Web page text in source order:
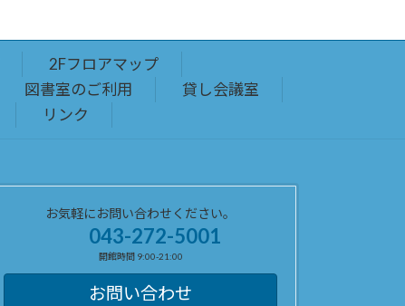
2Fフロアマップ
図書室のご利用
貸し会議室
リンク
お気軽にお問い合わせください。
043-272-5001
開館時間 9:00-21:00
お問い合わせ